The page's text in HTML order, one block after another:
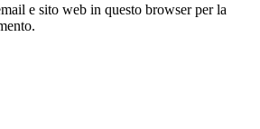
e sito web in questo browser per la